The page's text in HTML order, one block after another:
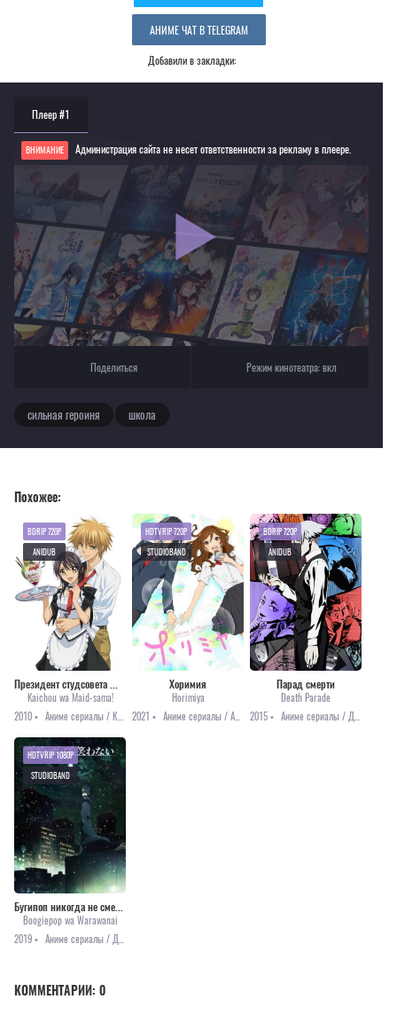
АНИМЕ ЧАТ В TELEGRAM
Добавили в закладки:
Плеер #1
ВНИМАНИЕ Администрация сайта не несет ответственности за рекламу в плеере.
Если видео не работает, обновите страницу или выберите другой плеер!
Для просмотра некоторых аниме необходимо установить VPN
Текущее воспроизведение：Ведьма за работой [1-12 из 12]
Поделиться Режим кинотеатра:вкл
сильная героиня школа
Похожее:
Kaichou wa Maid-sama!
2010 •
BDRIP 720P
ANIDUB
Хоримия
Horimiya
2021 •
HDTVRIP 720P
STUDIOBAND
Парад смерти
Death Parade
2015 •
BDRIP 720P
ANIDUB
Бугипоп никогда не смеётся [2019]
Boogiepop wa Warawanai
2019 •
Аниме сериалы / Драма / Мистика / Ужасы
HDTVRIP 1080P
STUDIOBAND
КОММЕНТАРИИ: 0